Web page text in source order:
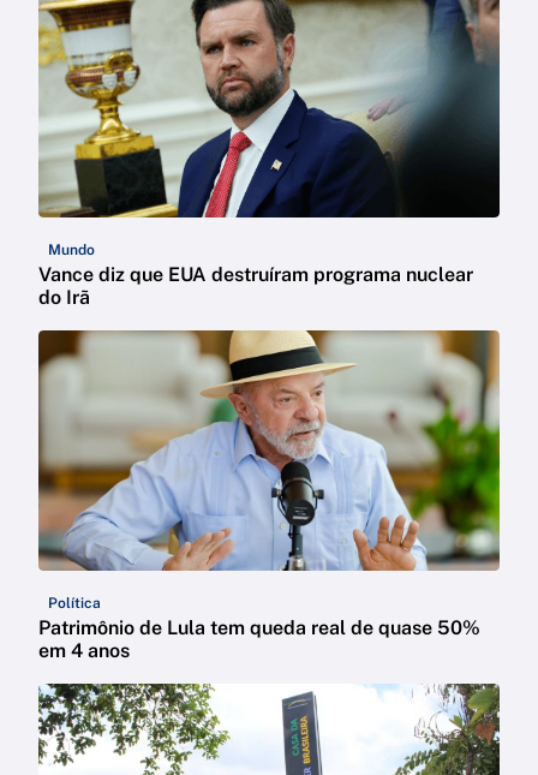
Mundo
Vance diz que EUA destruíram programa nuclear
do Irã
Política
Patrimônio de Lula tem queda real de quase 50%
em 4 anos